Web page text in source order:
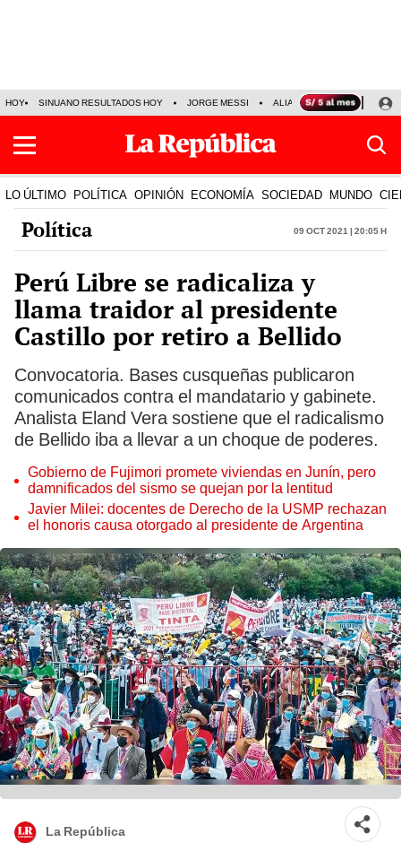
HOY SINUANO RESULTADOS HOY JORGE MESSI ALIANZA LIMA VS SPORT
LO ÚLTIMO POLÍTICA OPINIÓN ECONOMÍA SOCIEDAD MUNDO
Política 09 Oct 2021 | 20:05 h
Perú Libre se radicaliza y
llama traidor al presidente
Castillo por retiro a Bellido
Convocatoria. Bases cusqueñas publicaron
comunicados contra el mandatario y gabinete.
Analista Eland Vera sostiene que el radicalismo
de Bellido iba a llevar a un choque de poderes.
Gobierno de Fujimori promete viviendas en Junín, pero
damnificados del sismo se quejan por la lentitud
Javier Milei: docentes de Derecho de la USMP rechazan
el honoris causa otorgado al presidente de Argentina
La República